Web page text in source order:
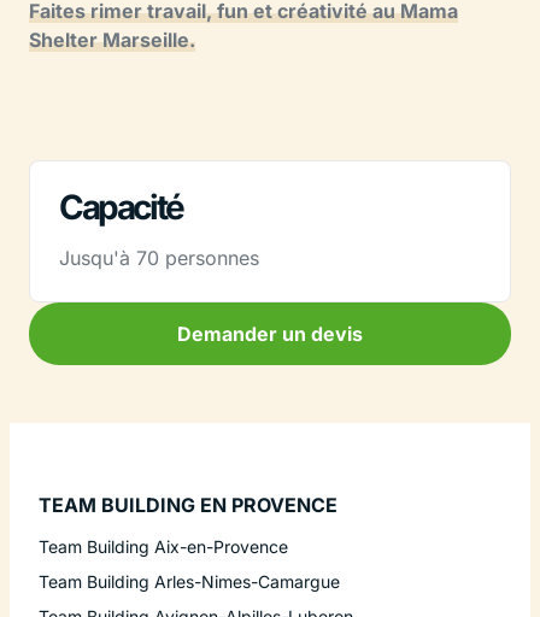
Faites rimer travail, fun et créativité au Mama
Shelter Marseille.
Capacité
Jusqu'à 70 personnes
Demander un devis
TEAM BUILDING EN PROVENCE
Team Building Aix-en-Provence
Team Building Arles-Nimes-Camargue